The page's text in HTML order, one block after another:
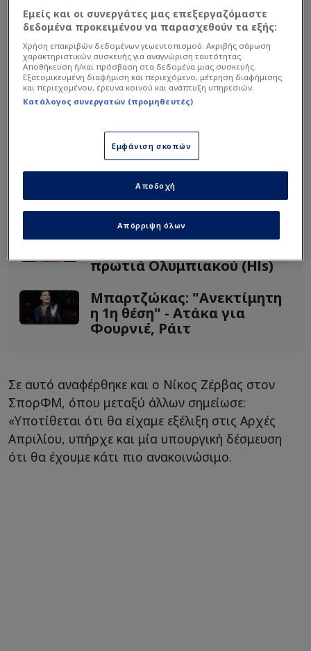
Διαβάστε επίσης...
Το σόου Φουρνιέ, η…
πρωτιά Ολυμπιακού (Ηls)
Μπαρτζώκας: "Ανεκτίμητη
η 1η θέση" - Ατάκα για
Φουρνιέ, Ράιτ
Σε αυτό αναφέρθηκε και ο Νίκος Ζέρβας στον
ΣπορΦΜ, όπου μεταξύ άλλων σημείωσε:
«Υποτίθεται ότι θα είχαμε εξέλιξη στις Αρχές
Απριλίου, υπήρχε και μία υπουργική δέσμευση
ότι θα έχουμε κάτι πιο ανακοινώσιμο.
Εμείς και οι συνεργάτες μας επεξεργαζόμαστε
δεδομένα προκειμένου να παρασχεθούν τα εξής:
Χρήση επακριβών δεδομένων γεωεντοπισμού. Ακριβής σάρωση
χαρακτηριστικών συσκευής για αναγνώριση ταυτότητας.
Αποθήκευση ή/και πρόσβαση στα δεδομένα μιας συσκευής.
Εξατομικευμένη διαφήμιση και περιεχόμενο, μέτρηση διαφήμισης
και περιεχομένου, έρευνα κοινού και ανάπτυξη υπηρεσιών.
Κατάλογος συνεργατών (προμηθευτές)
Εμφάνιση σκοπών
Απόρριψη όλων
Αποδοχή